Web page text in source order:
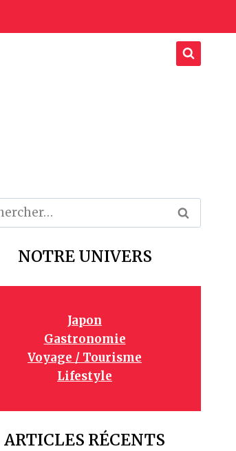
:
NOTRE UNIVERS
Japon
Gastronomie
Voyage / Tourisme
Lifestyle
ARTICLES RÉCENTS